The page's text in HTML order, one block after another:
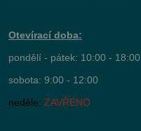
Otevírací doba:
pondělí - pátek: 10:00 - 18:00
sobota: 9:00 - 12:00
neděle: ZAVŘENO